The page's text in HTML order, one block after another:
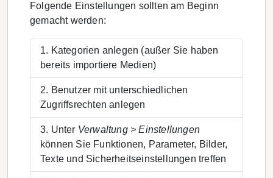
Folgende Einstellungen sollten am Beginn
gemacht werden:
Kategorien anlegen (außer Sie haben
bereits importiere Medien)
Benutzer mit unterschiedlichen
Zugriffsrechten anlegen
Unter Verwaltung > Einstellungen
können Sie Funktionen, Parameter, Bilder,
Texte und Sicherheitseinstellungen treffen